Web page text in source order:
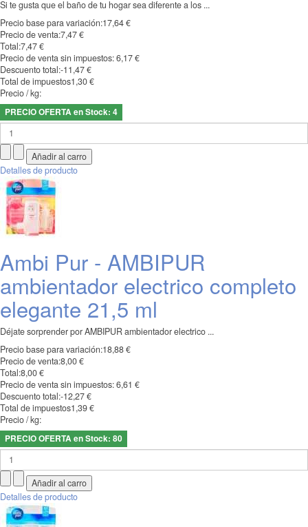
Si te gusta que el baño de tu hogar sea diferente a los ...
Precio base para variación:17,64 €
Precio de venta:7,47 €
Total:7,47 €
Precio de venta sin impuestos:6,17 €
Descuento total:-11,47 €
Total de impuestos1,30 €
Precio / kg:
PRECIO OFERTA en Stock: 4
Detalles de producto
Ambi Pur - AMBIPUR
ambientador electrico completo
elegante 21,5 ml
Déjate sorprender por AMBIPUR ambientador electrico ...
Precio base para variación:18,88 €
Precio de venta:8,00 €
Total:8,00 €
Precio de venta sin impuestos:6,61 €
Descuento total:-12,27 €
Total de impuestos1,39 €
Precio / kg:
PRECIO OFERTA en Stock: 80
Detalles de producto